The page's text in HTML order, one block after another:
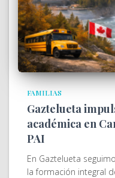
FAMILIAS
Gaztelueta
académica en
PAI
En Gaztelueta
la formación integral